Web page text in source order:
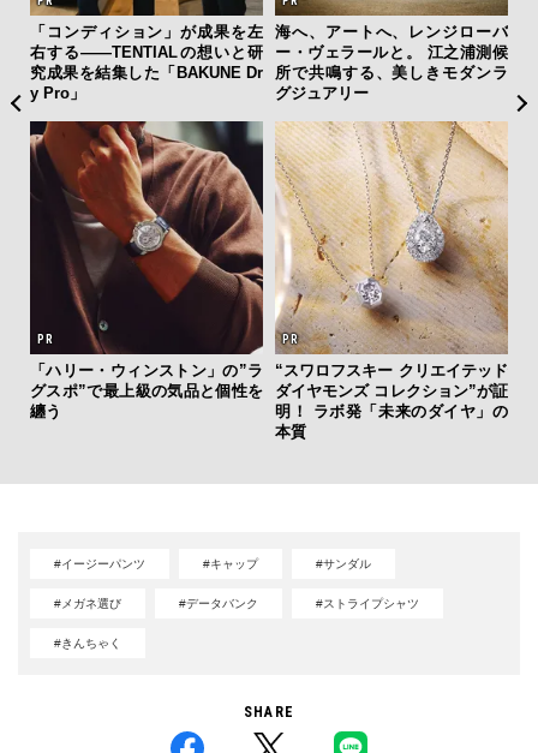
「コンディション」が成果を左
右する——TENTIALの想いと研
究成果を結集した「BAKUNE Dr
y Pro」
海へ、アートへ、レンジローバ
ー・ヴェラールと。 江之浦測候
所で共鳴する、美しきモダンラ
グジュアリー
「ハリー・ウィンストン」の”ラ
グスポ”で最上級の気品と個性を
纏う
“スワロフスキー クリエイテッド
ダイヤモンズ コレクション”が証
明！ ラボ発「未来のダイヤ」の
本質
4
#イージーパンツ #キャップ #サンダル
#メガネ選び #データバンク #ストライプシャツ
#きんちゃく
SHARE